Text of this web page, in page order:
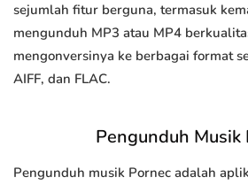
sejumlah fitur berguna, termasuk
mengunduh MP3 atau MP4
mengonversinya ke berbagai format
AIFF, dan FLAC.
Pengunduh Musik
Pengunduh musik Pornec adalah